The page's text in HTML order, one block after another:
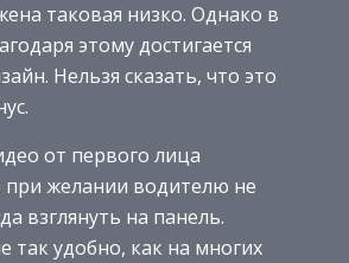
таковая низко. Однако в
этому достигается
Нельзя сказать, что это
от первого лица
при желании водителю не
взглянуть на панель.
так удобно, как на многих